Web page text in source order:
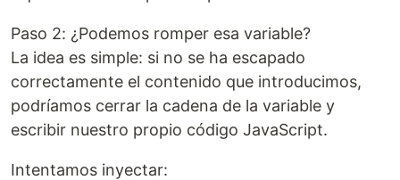
Paso 2: ¿Podemos romper esa variable?
La idea es simple: si no se ha escapado
correctamente el contenido que introducimos,
podríamos cerrar la cadena de la variable y
escribir nuestro propio código JavaScript.
Intentamos inyectar: